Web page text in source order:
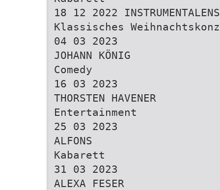
18 12 2022
Klassisches
04 03 2023
JOHANN KÖNIG
Comedy
16 03 2023
THORSTEN HAVENER
Entertainment
25 03 2023
ALFONS
Kabarett
31 03 2023
ALEXA FESER